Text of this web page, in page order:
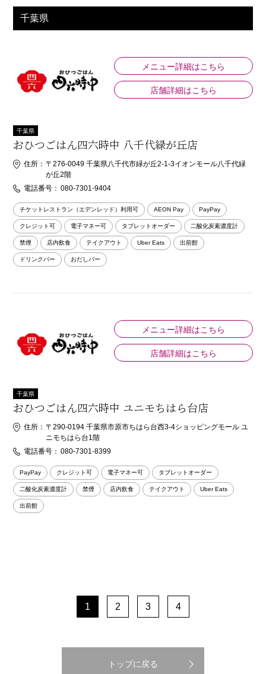
千葉県
メニュー詳細はこちら
店舗詳細はこちら
千葉県
おひつごはん四六時中 八千代緑が丘店
住所： 〒276-0049 千葉県八千代市緑が丘2-1-3イオンモール八千代緑
が丘2階
電話番号： 080-7301-9404
チケットレストラン（エデンレッド）利用可 AEON Pay PayPay
クレジット可 電子マネー可 タブレットオーダー 二酸化炭素濃度計
禁煙 店内飲食 テイクアウト Uber Eats 出前館
ドリンクバー おだしバー
メニュー詳細はこちら
店舗詳細はこちら
千葉県
おひつごはん四六時中 ユニモちはら台店
住所： 〒290-0194 千葉県市原市ちはら台西3-4ショッピングモール ユ
ニモちはら台1階
電話番号： 080-7301-8399
PayPay クレジット可 電子マネー可 タブレットオーダー
二酸化炭素濃度計 禁煙 店内飲食 テイクアウト Uber Eats
出前館
1 2 3 4
トップに戻る